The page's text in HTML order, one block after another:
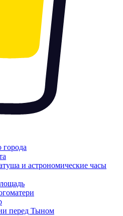
города
и астрономические часы
перед Тыном